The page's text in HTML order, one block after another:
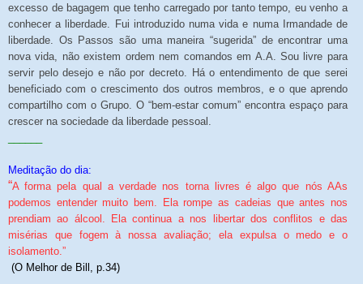
excesso de bagagem que tenho carregado por tanto tempo, eu venho a
conhecer a liberdade. Fui introduzido numa vida e numa Irmandade de
liberdade. Os Passos são uma maneira “sugerida” de encontrar uma
nova vida, não existem ordem nem comandos em A.A. Sou livre para
servir pelo desejo e não por decreto. Há o entendimento de que serei
beneficiado com o crescimento dos outros membros, e o que aprendo
compartilho com o Grupo. O “bem-estar comum” encontra espaço para
crescer na sociedade da liberdade pessoal.
Meditação do dia:
“A forma pela qual a verdade nos torna livres é algo que nós AAs
podemos entender muito bem. Ela rompe as cadeias que antes nos
prendiam ao álcool. Ela continua a nos libertar dos conflitos e das
misérias que fogem à nossa avaliação; ela expulsa o medo e o
isolamento.”
(O Melhor de Bill, p.34)